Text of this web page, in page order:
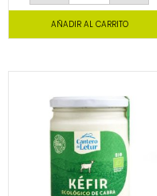
AÑADIR AL CARRITO